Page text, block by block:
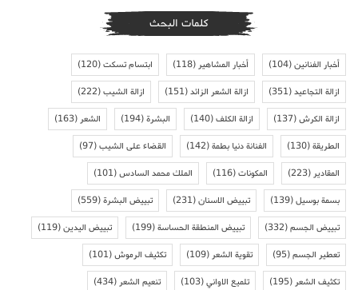
كلمات البحث
أخبار الفنانين(104) أخبار المشاهير(118) ابتسام تسكت(120)
ازالة التجاعيد(351) ازالة الشعر الزائد(151) ازالة الشيب(222)
ازالة الكرش(137) ازالة الكلف(140) البشرة(194) الشعر(163)
الطريقة(130) الفنانة دنيا بطمة(142) القضاء على الشيب(97)
المقادير(223) المكونات(116) الملك محمد السادس(101)
بسمة بوسيل(139) تبييض الاسنان(231) تبييض البشرة(559)
تبييض الجسم(332) تبييض المنطقة الحساسة(199) تبييض اليدين(119)
تعطير الجسم(95) تقوية الشعر(109) تكثيف الرموش(101)
تكثيف الشعر(195) تلميع الاواني(103) تنعيم الشعر(434)